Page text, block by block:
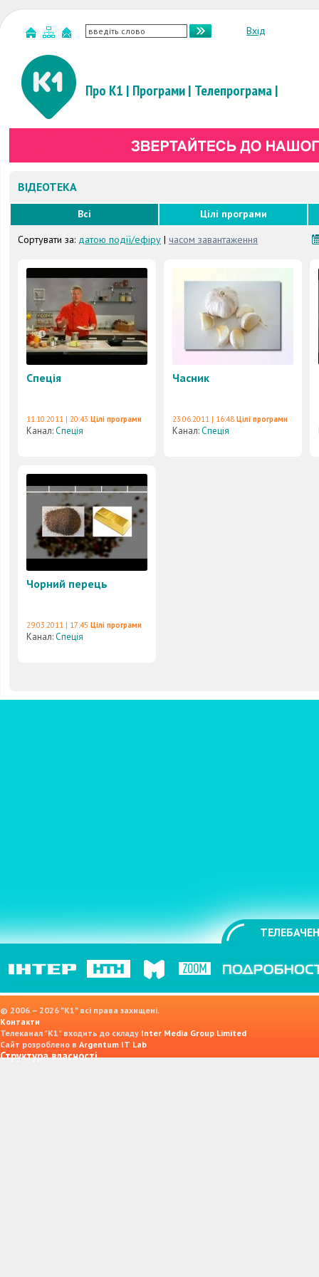
Вхід
Про К1 | Програми| Телепрограма|
ВІДЕОТЕКА
Всі
Цілі програми
Сортувати за: датою події/ефіру | часом завантаження
Спеція
11.10.2011 | 20:43 Цілі програми
Канал:Спеція
Часник
23.06.2011 | 16:48 Цілі програми
Канал:Спеція
Чорний перець
29.03.2011 | 17:45 Цілі програми
Канал:Спеція
© 2006 — 2026 "K1" всі права захищені.
Контакти
Телеканал "К1" входить до складу Inter Media Group Limited
Сайт розроблено в Argentum IT Lab
Структура власності